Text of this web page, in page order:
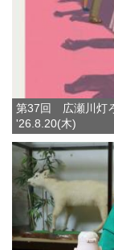
第37回 広瀬川灯
'26.8.20(木)